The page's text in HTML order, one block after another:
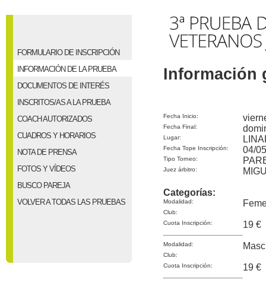
FORMULARIO DE INSCRIPCIÓN
INFORMACIÓN DE LA PRUEBA
DOCUMENTOS DE INTERÉS
INSCRITOS/AS A LA PRUEBA
COACH AUTORIZADOS
CUADROS Y HORARIOS
NOTA DE PRENSA
FOTOS Y VÍDEOS
BUSCO PAREJA
VOLVER A TODAS LAS PRUEBAS
Información
Fecha Inicio:
Fecha Final:
Lugar:
Fecha Tope Inscripción: 04/
Tipo Torneo:
Juez árbitro:
Categorías:
Modalidad:
Club:
Cuota Inscripción:
19 €
Modalidad:
Club:
Cuota Inscripción:
19 €